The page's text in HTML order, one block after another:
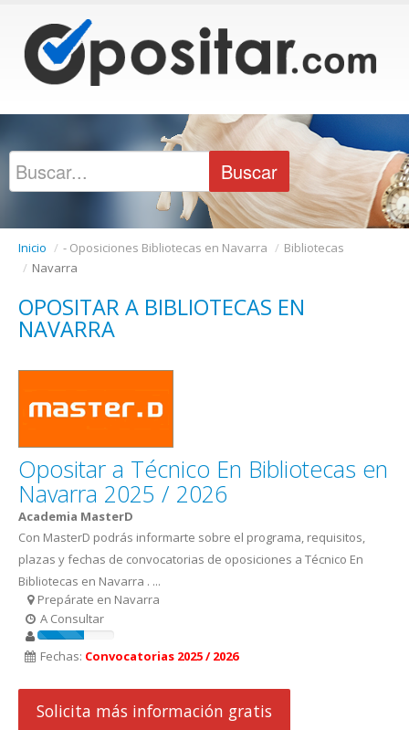
Inicio / - Oposiciones Bibliotecas en Navarra / Bibliotecas
/ Navarra
OPOSITAR A BIBLIOTECAS EN
NAVARRA
Opositar a Técnico En Bibliotecas en
Navarra 2025 / 2026
Academia MasterD
Con MasterD podrás informarte sobre el programa, requisitos,
plazas y fechas de convocatorias de oposiciones a Técnico En
Bibliotecas en Navarra . ...
Prepárate en Navarra
A Consultar
Fechas: Convocatorias 2025 / 2026
Solicita más información gratis